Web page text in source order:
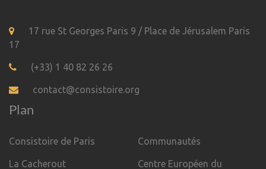
17 rue St Georges Paris 9 / Place de Jérusalem Paris
17
(+33) 1 40 82 26 26
contact@consistoire.org
Plan
Consistoire de Paris
La Cacherout
Communautés
Centre Européen du